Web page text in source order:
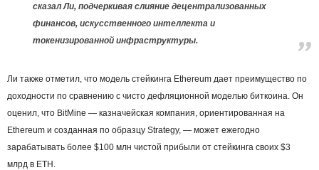
сказал Ли, подчеркивая слияние децентрализованных
финансов, искусственного интеллекта и
токенизированной инфраструктуры.
Ли также отметил, что модель стейкинга Ethereum дает преимущество по
доходности по сравнению с чисто дефляционной моделью биткоина. Он
оценил, что BitMine — казначейская компания, ориентированная на
Ethereum и созданная по образцу Strategy, — может ежегодно
зарабатывать более $100 млн чистой прибыли от стейкинга своих $3
млрд в ETH.